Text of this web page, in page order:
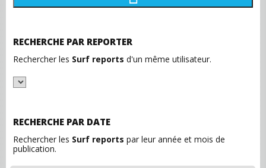
RECHERCHE PAR REPORTER
Rechercher les Surf reports d'un même utilisateur.
RECHERCHE PAR DATE
Rechercher les Surf reports par leur année et mois de
publication.